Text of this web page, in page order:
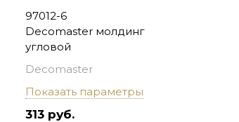
97012-6
Decomaster молдинг
угловой
Decomaster
Показать параметры
313 руб.